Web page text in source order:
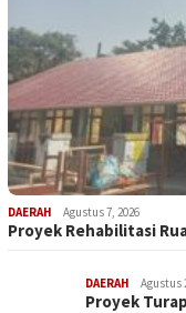
DAERAH Agustus 7, 2026
Proyek Rehabilitasi
DAERAH Agustus
Proyek